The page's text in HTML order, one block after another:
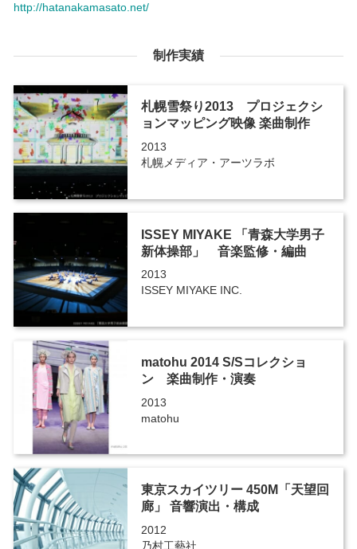
http://hatanakamasato.net/
制作実績
札幌雪祭り2013 プロジェクシ
ョンマッピング映像 楽曲制作
2013
札幌メディア・アーツラボ
ISSEY MIYAKE 「青森大学男子
新体操部」 音楽監修・編曲
2013
ISSEY MIYAKE INC.
matohu 2014 S/Sコレクショ
ン 楽曲制作・演奏
2013
matohu
東京スカイツリー 450M「天望回
廊」 音響演出・構成
2012
乃村工藝社